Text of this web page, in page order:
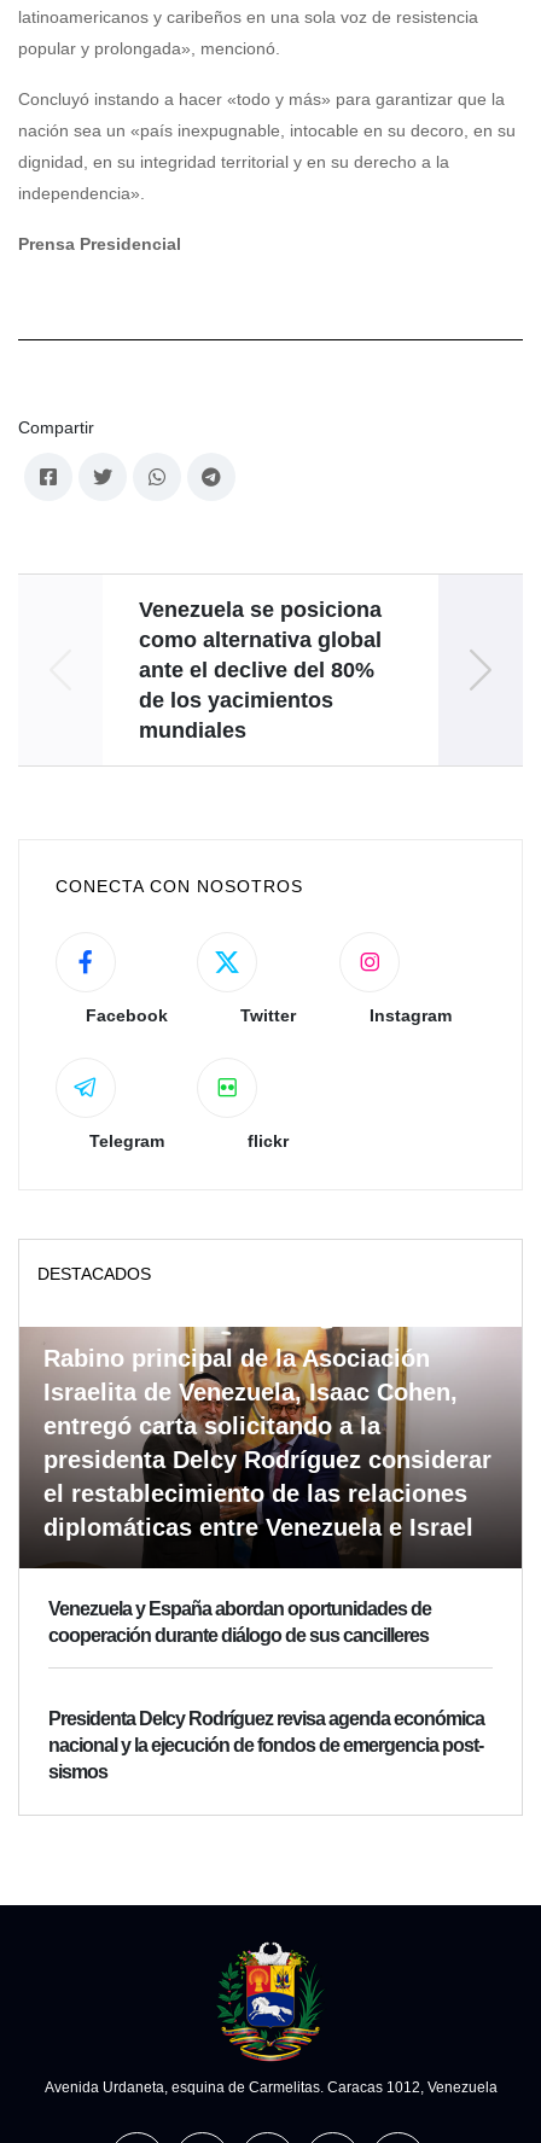
latinoamericanos y caribeños en una sola voz de resistencia
popular y prolongada», mencionó.
Concluyó instando a hacer «todo y más» para garantizar que la
nación sea un «país inexpugnable, intocable en su decoro, en su
dignidad, en su integridad territorial y en su derecho a la
independencia».
Prensa Presidencial
Compartir
Venezuela se posiciona
como alternativa global
ante el declive del 80%
de los yacimientos
mundiales
CONECTA CON NOSOTROS
Facebook Twitter Instagram
Telegram flickr
DESTACADOS
Rabino principal de la Asociación
Israelita de Venezuela, Isaac Cohen,
entregó carta solicitando a la
presidenta Delcy Rodríguez considerar
el restablecimiento de las relaciones
diplomáticas entre Venezuela e Israel
Venezuela y España abordan oportunidades de
cooperación durante diálogo de sus cancilleres
Presidenta Delcy Rodríguez revisa agenda económica
nacional y la ejecución de fondos de emergencia post-
sismos
Avenida Urdaneta, esquina de Carmelitas. Caracas 1012, Venezuela